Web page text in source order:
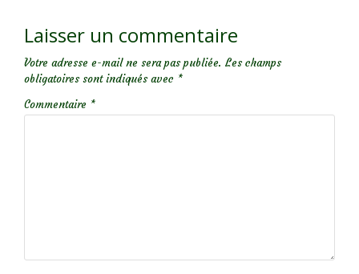
Laisser un commentaire
Votre adresse e-mail ne sera pas publiée. Les champs
obligatoires sont indiqués avec *
Commentaire *